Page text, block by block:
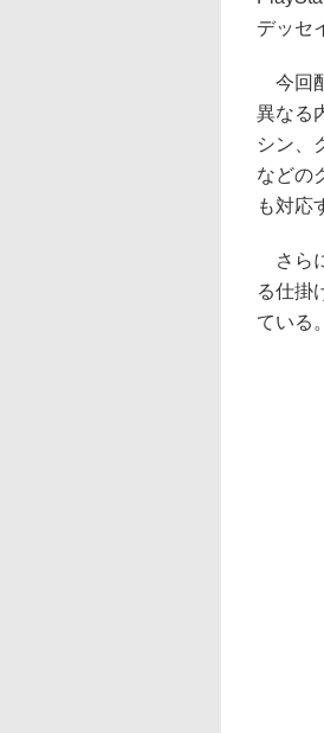
デッセ
今回
異なる
シン、
などの
も対応
さら
る仕掛
ている。